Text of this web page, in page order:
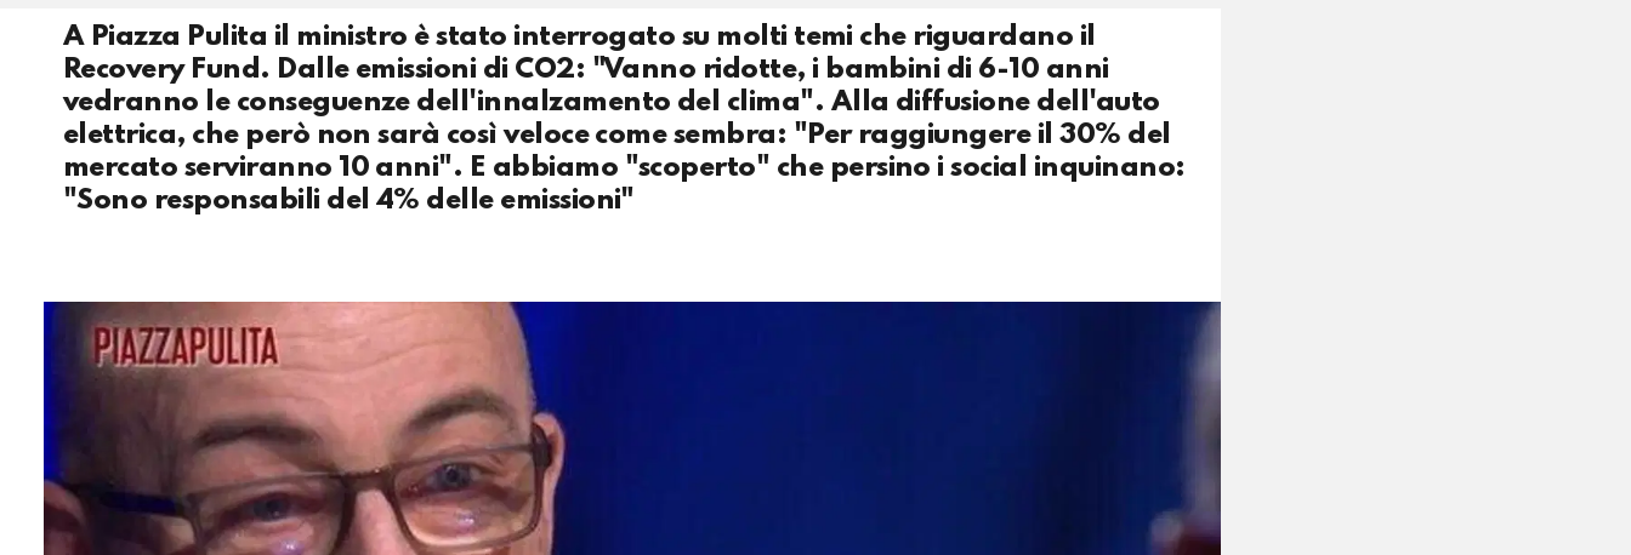
A Piazza Pulita il ministro è stato interrogato su molti temi che riguardano il
Recovery Fund. Dalle emissioni di CO2: "Vanno ridotte, i bambini di 6-10 anni
vedranno le conseguenze dell'innalzamento del clima". Alla diffusione dell'auto
elettrica, che però non sarà così veloce come sembra: "Per raggiungere il 30% del
mercato serviranno 10 anni". E abbiamo "scoperto" che persino i social inquinano:
"Sono responsabili del 4% delle emissioni"